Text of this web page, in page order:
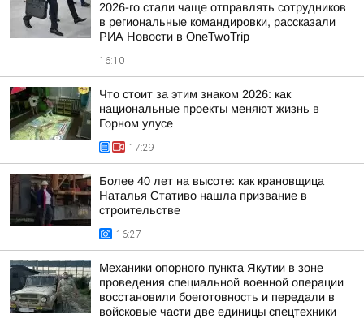
2026-го стали чаще отправлять сотрудников
в региональные командировки, рассказали
РИА Новости в OneTwoTrip
16:10
Что стоит за этим знаком 2026: как
национальные проекты меняют жизнь в
Горном улусе
17:29
Более 40 лет на высоте: как крановщица
Наталья Стативо нашла призвание в
строительстве
16:27
Механики опорного пункта Якутии в зоне
проведения специальной военной операции
восстановили боеготовность и передали в
войсковые части две единицы спецтехники